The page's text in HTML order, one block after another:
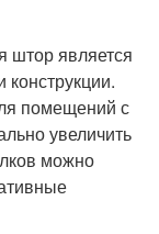
штор является
помещений с
увеличить
можно